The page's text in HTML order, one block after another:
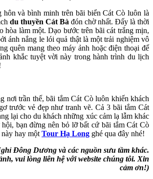
hôn và bình minh trên bãi biển Cát Cò luôn là
du thuyền Cát Bà đón chờ nhất. Đấy là thời
hòa làm một. Dạo bước trên bãi cát trắng mịn,
ánh nắng le lói quả thật là một trải nghiệm vô
quên mang theo máy ảnh hoặc điện thoại để
khắc tuyệt vời này trong hành trình du lịch
nơi trần thế, bãi tắm Cát Cò luôn khiến khách
trước vẻ đẹp như tranh vẽ. Cả 3 bãi tắm Cát
lại cho du khách những xúc cảm lạ lẫm khác
bạn đừng nên bỏ lỡ bất cứ bãi tắm Cát Cò
hay một Tour Hạ Long ghé qua đây nhé!
Đông Dương và các nguồn sưu tầm khác.
vui lòng liên hệ với website chúng tôi. Xin
cảm ơn!)